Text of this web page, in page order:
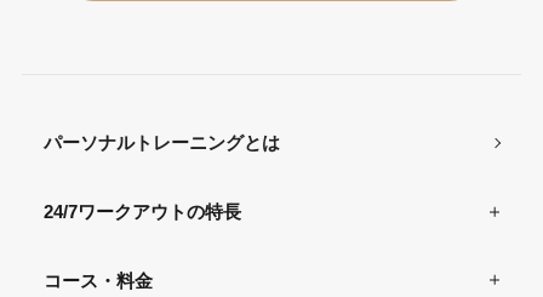
パーソナルトレーニングとは
24/7ワークアウトの特長
コース・料金